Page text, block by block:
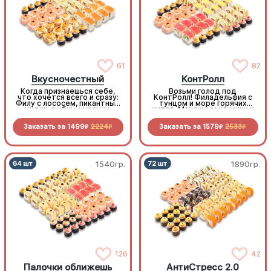
61
Вкусночестный
Когда признаешься себе,
что хочется всего и сразу:
Филу с лососем, пикантные
мидии, рыбку, курочку,
Честно, вкусно, по очень
выгодной цене
Заказать за 1499R 2224R
82
КонтРолл
Возьми голод под
КонтРолл! Филадельфия с
тунцом и море горячих
хитов. Максимум начинки и
цене
Заказать за 1579R 2533R
1540гр.
126
Палочки оближешь
1890гр.
42
АнтиСтресс 2.0